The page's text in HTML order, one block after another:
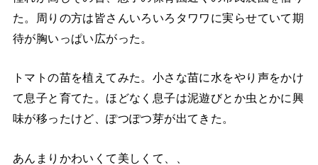
た。周りの方は皆さんいろいろタワワに実らせていて期
待が胸いっぱい広がった。
トマトの苗を植えてみた。小さな苗に水をやり声をかけ
て息子と育てた。ほどなく息子は泥遊びとか虫とかに興
味が移ったけど、ぽつぽつ芽が出てきた。
あんまりかわいくて美しくて、、